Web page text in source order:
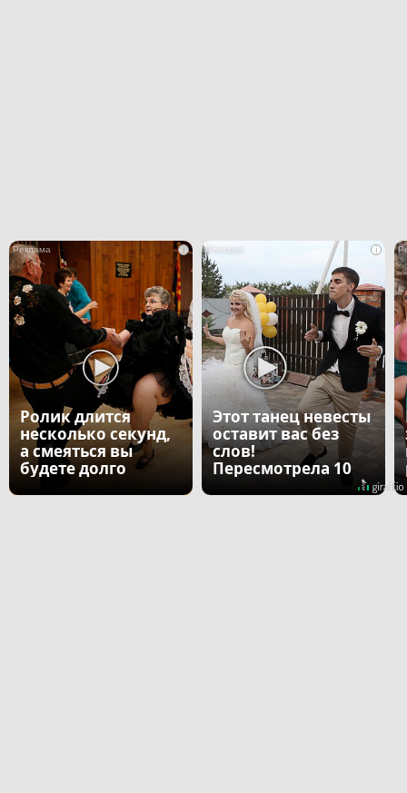
i
Ролик длится
несколько секунд,
а смеяться вы
будете долго
i
Этот танец невесты
оставит вас без
слов!
Пересмотрела 10